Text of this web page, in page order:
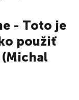
- Toto je
použiť